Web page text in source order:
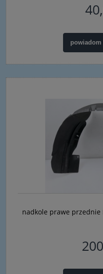
nadkole prawe przednie